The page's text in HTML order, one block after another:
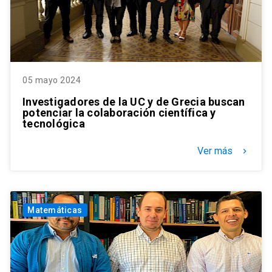
05 mayo 2024
Investigadores de la UC y de Grecia buscan
potenciar la colaboración científica y
tecnológica
Ver más keyboard_arrow_right
Matemáticas